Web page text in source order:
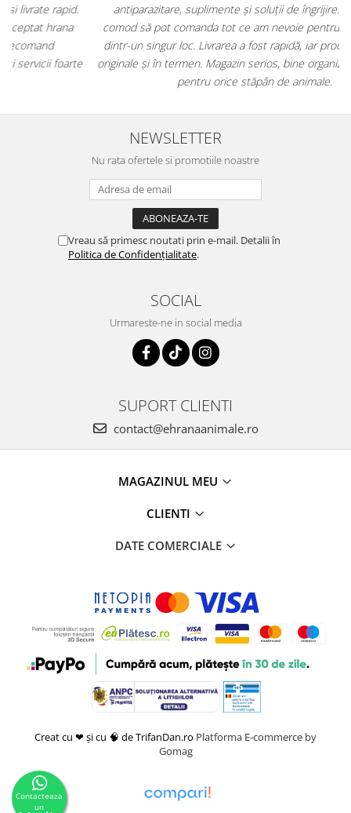
antiparazitare, suplimente și soluții de îngrijire. Este foarte
comod să pot comanda tot ce am nevoie pentru animalul meu
dintr-un singur loc. Livrarea a fost rapidă, iar produsele au fost
originale și în termen. Magazin serios, bine organizat și foarte util
pentru orice stăpân de animale.
NEWSLETTER
Nu rata ofertele si promotiile noastre
Vreau să primesc noutati prin e-mail. Detalii în
Politica de Confidențialitate.
SOCIAL
Urmareste-ne in social media
SUPORT CLIENTI
contact@ehranaanimale.ro
MAGAZINUL MEU
CLIENTI
DATE COMERCIALE
Creat cu ❤ și cu 🧠 de TrifanDan.ro Platforma E-commerce by
Gomag
Contacteaza
un